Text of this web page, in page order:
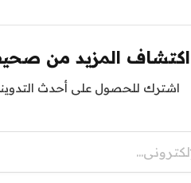
اكتشاف المزيد من
اشترك للحصول على أحدث